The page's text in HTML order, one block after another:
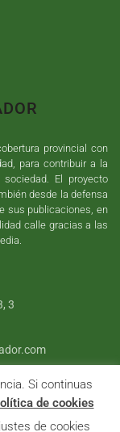
provincial con
para contribuir a la
El proyecto
desde la defensa
sus publicaciones, en
calle gracias a las
3
Diseño web
Si continuas
de cookies
de cookies